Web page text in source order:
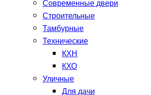
Современные двери
Строительные
Тамбурные
Технические
КХН
КХО
Уличные
Для дачи